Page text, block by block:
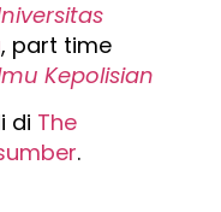
, part time
Kepolisian
di The
.